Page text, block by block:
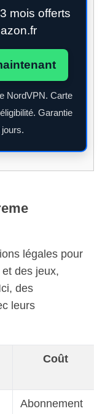
mois offerts
NordVPN. Carte
Garantie
légales pour
des jeux,
des
leurs
Coût
Abonnement